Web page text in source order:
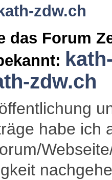
zdw.ch
das Forum
zdw.ch
habe ich